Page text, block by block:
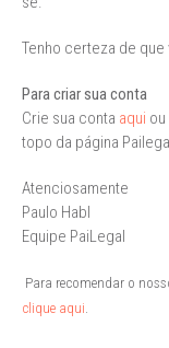
Tenho certeza de
Para criar sua conta
Crie sua conta aqui
topo da página
Atenciosamente
Paulo Habl
Equipe PaiLegal
Para recomendar o
clique aqui.